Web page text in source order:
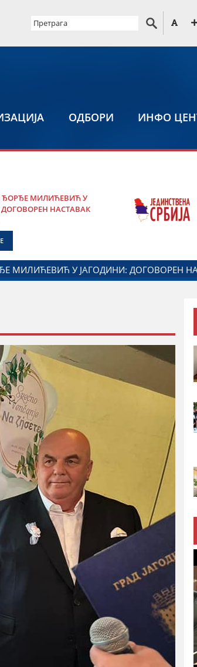
ОДБОРИ ИНФО
МИЛИЋЕВИЋ У
НАСТАВАК
ДАЛИБОР МАРКОВИЋ НА